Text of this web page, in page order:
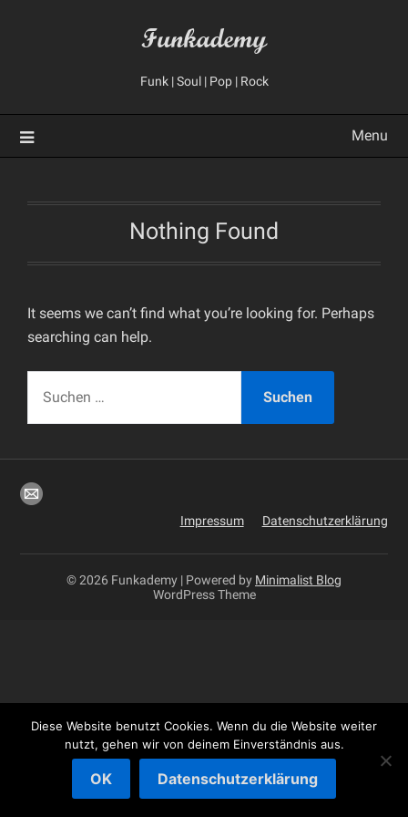
Funkademy
Funk | Soul | Pop | Rock
Menu
Nothing Found
It seems we can’t find what you’re looking for. Perhaps
searching can help.
NACH:
Impressum Datenschutzerklärung
© 2026 Funkademy | Powered by Minimalist Blog
WordPress Theme
Diese Website benutzt Cookies. Wenn du die Website weiter
nutzt, gehen wir von deinem Einverständnis aus.
OK Datenschutzerklärung